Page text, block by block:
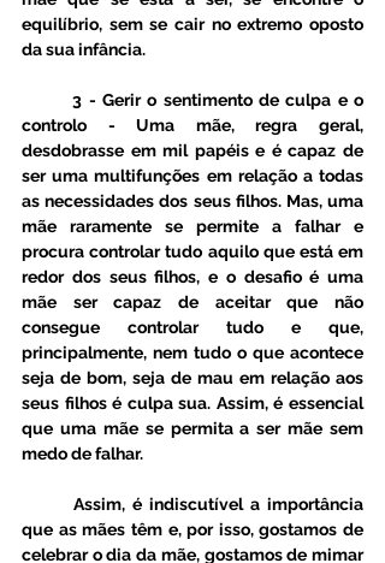
equilíbrio, sem se cair no extremo oposto
da sua infância.
	3 - Gerir o sentimento de culpa e o
controlo - Uma mãe, regra geral,
desdobrasse em mil papéis e é capaz de
ser uma multifunções em relação a todas
as necessidades dos seus filhos. Mas, uma
mãe raramente se permite a falhar e
procura controlar tudo aquilo que está em
redor dos seus filhos, e o desafio é uma
mãe ser capaz de aceitar que não
consegue controlar tudo e que,
principalmente, nem tudo o que acontece
seja de bom, seja de mau em relação aos
seus filhos é culpa sua. Assim, é essencial
que uma mãe se permita a ser mãe sem
medo de falhar.
que as mães têm e, por isso, gostamos de
celebrar o dia da mãe, gostamos de mimar